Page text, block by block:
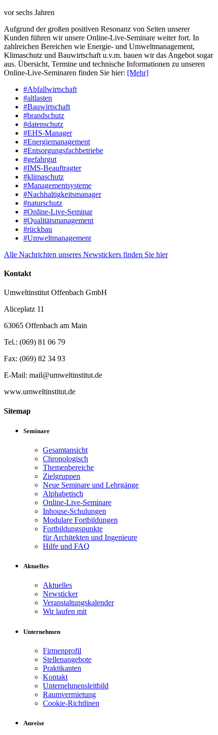
vor sechs Jahren
Aufgrund der großen positiven Resonanz von Seiten unserer
Kunden führen wir unsere Online-Live-Seminare weiter fort. In
zahlreichen Bereichen wie Energie- und Umweltmanagement,
Klimaschutz und Bauwirtschaft u.v.m. bauen wir das Angebot sogar
aus. Übersicht, Termine und technische Informationen zu unseren
Online-Live-Seminaren finden Sie hier: [Mehr]
#Abfallwirtschaft
#altlasten
#Bauwirtschaft
#brandschutz
#datenschutz
#EHS-Manager
#Energiemanagement
#Entsorgungsfachbetriebe
#gefahrgut
#IMS-Beauftragter
#klimaschutz
#Managementsysteme
#Nachhaltigkeitsmanager
#naturschutz
#Online-Live-Seminar
#Qualitätsmanagement
#rückbau
#Umweltmanagement
Alle Nachrichten unseres Newstickers finden Sie hier
Kontakt
Umweltinstitut Offenbach GmbH
Aliceplatz 11
63065 Offenbach am Main
Tel.: (069) 81 06 79
Fax: (069) 82 34 93
E-Mail: mail@umweltinstitut.de
www.umweltinstitut.de
Sitemap
Seminare
Gesamtansicht
Chronologisch
Themenbereiche
Zielgruppen
Neue Seminare und Lehrgänge
Alphabetisch
Online-Live-Seminare
Inhouse-Schulungen
Modulare Fortbildungen
Fortbildungspunkte
für Architekten und Ingenieure
Hilfe und FAQ
Aktuelles
Aktuelles
Newsticker
Veranstaltungskalender
Wir laufen mit
Unternehmen
Firmenprofil
Stellenangebote
Praktikanten
Kontakt
Unternehmensleitbild
Raumvermietung
Cookie-Richtlinen
Anreise